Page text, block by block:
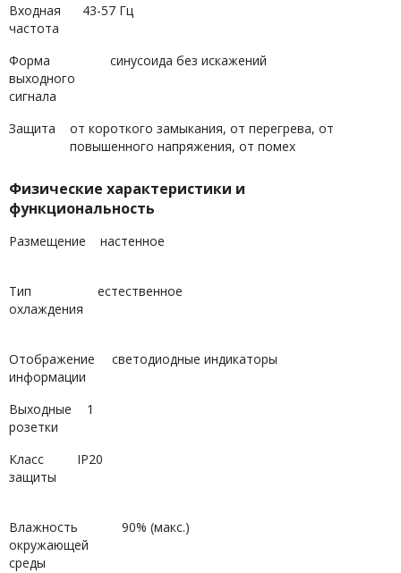
Входная
частота
43-57 Гц
Форма
выходного
сигнала
синусоида без искажений
Защита
от короткого замыкания, от перегрева, от
повышенного напряжения, от помех
Физические характеристики и
функциональность
Размещение настенное
Тип
охлаждения
естественное
Отображение
информации
светодиодные индикаторы
Выходные
розетки
1
Класс
защиты
IP20
Влажность
окружающей
среды
90% (макс.)